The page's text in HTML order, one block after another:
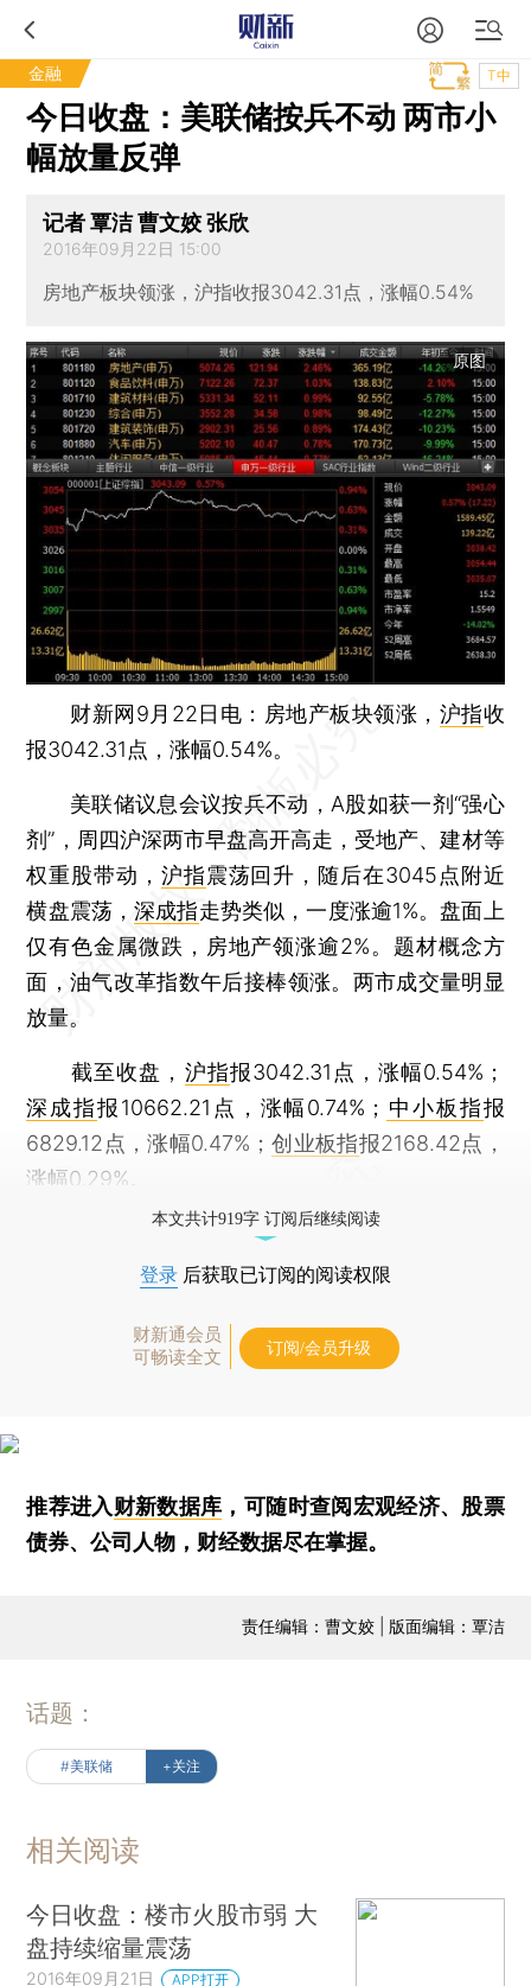
金融 T中
今日收盘：美联储按兵不动 两市小
幅放量反弹
记者 覃洁 曹文姣 张欣
2016年09月22日 15:00
房地产板块领涨，沪指收报3042.31点，涨幅0.54%
原图
财新网9月22日电：房地产板块领涨， 沪指收
报3042.31点，涨幅0.54%。
美联储议息会议按兵不动，A股如获一剂“强心
剂”，周四沪深两市早盘高开高走，受地产、建材等
权重股带动， 沪指震荡回升，随后在3045点附近
横盘震荡，深成指走势类似，一度涨逾1%。盘面上
仅有色金属微跌，房地产领涨逾2%。题材概念方
面，油气改革指数午后接棒领涨。两市成交量明显
放量。
截至收盘， 沪指报3042.31点，涨幅0.54%；
深成指报10662.21点，涨幅0.74%； 中小板指报
6829.12点，涨幅0.47%；创业板指报2168.42点，
涨幅0.29%。
本文共计919字 订阅后继续阅读
登录 后获取已订阅的阅读权限
财新通会员
可畅读全文
订阅/会员升级
推荐进入财新数据库 ，可随时查阅宏观经济、股票
债券、公司人物，财经数据尽在掌握。
责任编辑：曹文姣 | 版面编辑：覃洁
话题：
#美联储 +关注
相关阅读
今日收盘：楼市火股市弱 大
盘持续缩量震荡
2016年09月21日 APP打开